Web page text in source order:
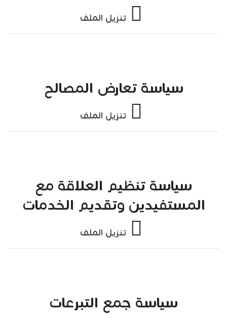
تنزيل الملف
سياسة تعارض المصالح
تنزيل الملف
سياسة تنظيم العلاقة مع
المستفيدين وتقديم الخدمات
تنزيل الملف
سياسة جمع التبرعات